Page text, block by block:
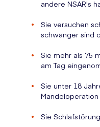
andere NSAR's
Sie versuchen
schwanger sind
Sie mehr als 75
am Tag
Sie unter 18
Sie